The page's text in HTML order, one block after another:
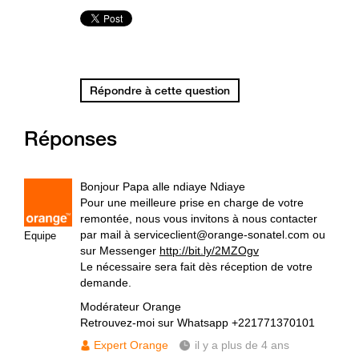
Répondre à cette question
Réponses
Equipe
Bonjour Papa alle ndiaye Ndiaye
Pour une meilleure prise en charge de votre
remontée, nous vous invitons à nous contacter
par mail à serviceclient@orange-sonatel.com ou
sur Messenger http://bit.ly/2MZOgv
Le nécessaire sera fait dès réception de votre
demande.
Modérateur Orange
Retrouvez-moi sur Whatsapp +221771370101
Expert Orange
il y a plus de 4 ans